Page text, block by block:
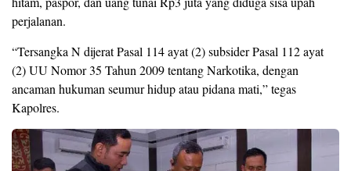
perjalanan.
“Tersangka N dijerat Pasal 114 ayat (2) subsider Pasal 112 ayat
(2) UU Nomor 35 Tahun 2009 tentang Narkotika, dengan
ancaman hukuman seumur hidup atau pidana mati,” tegas
Kapolres.